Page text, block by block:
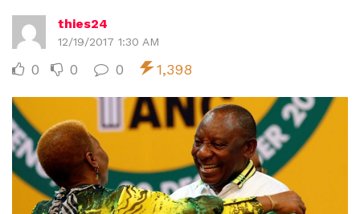
thies24
12/19/2017 1:30 AM
0 0 0 1,398